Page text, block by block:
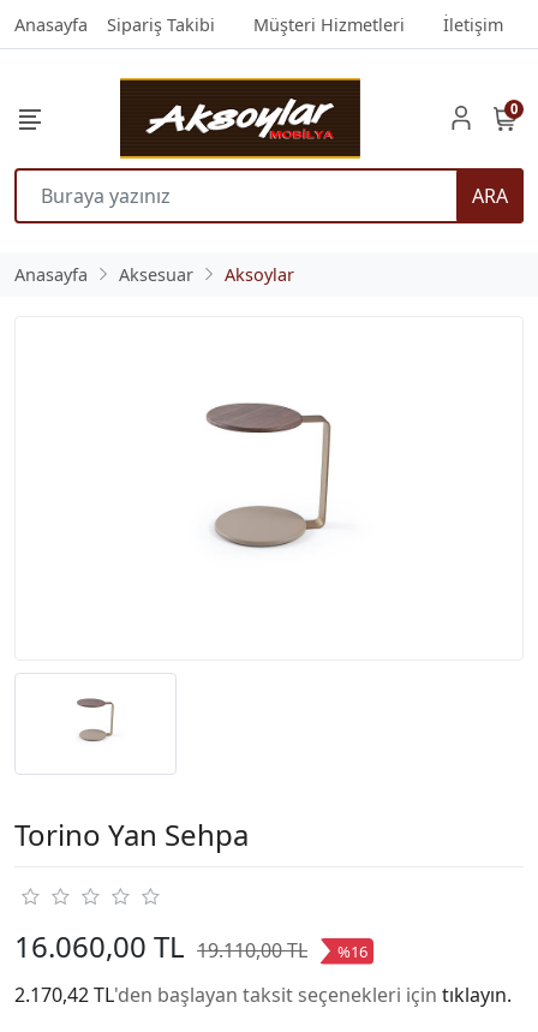
Anasayfa Sipariş Takibi Müşteri Hizmetleri İletişim
ARA
0
Anasayfa Aksesuar Aksoylar
Torino Yan Sehpa
16.060,00 TL 19.110,00 TL %16
2.170,42 TL'den başlayan taksit seçenekleri için tıklayın.